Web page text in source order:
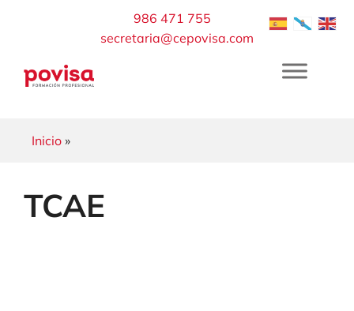
986 471 755
secretaria@cepovisa.com
Inicio »
TCAE